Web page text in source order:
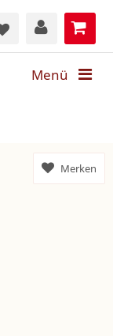
Menü
Merken